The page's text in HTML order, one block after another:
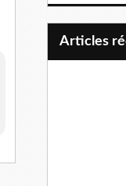
articles